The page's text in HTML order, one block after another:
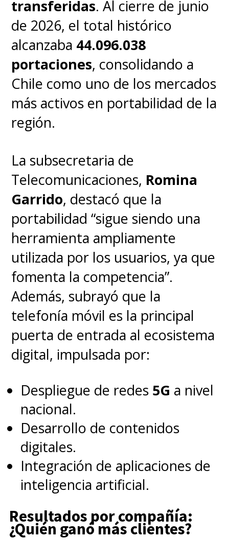
transferidas. Al cierre de junio
de 2026, el total histórico
alcanzaba 44.096.038
portaciones, consolidando a
Chile como uno de los mercados
más activos en portabilidad de la
región.
La subsecretaria de
Telecomunicaciones, Romina
Garrido, destacó que la
portabilidad “sigue siendo una
herramienta ampliamente
utilizada por los usuarios, ya que
fomenta la competencia”.
Además, subrayó que la
telefonía móvil es la principal
puerta de entrada al ecosistema
digital, impulsada por:
Despliegue de redes 5G a nivel
nacional.
Desarrollo de contenidos
digitales.
Integración de aplicaciones de
inteligencia artificial.
Resultados por compañía:
¿Quién ganó más clientes?